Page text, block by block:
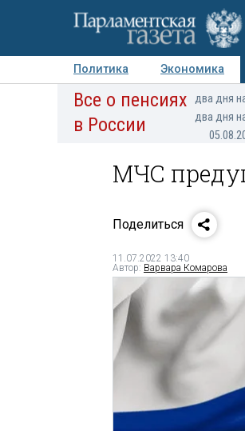
Политика Экономика
Авторы Персоны
Все о пенсиях
в России
два дня
два дня
МЧС
Поделиться
11.07.2022 13:40
Автор: Варвара Комарова